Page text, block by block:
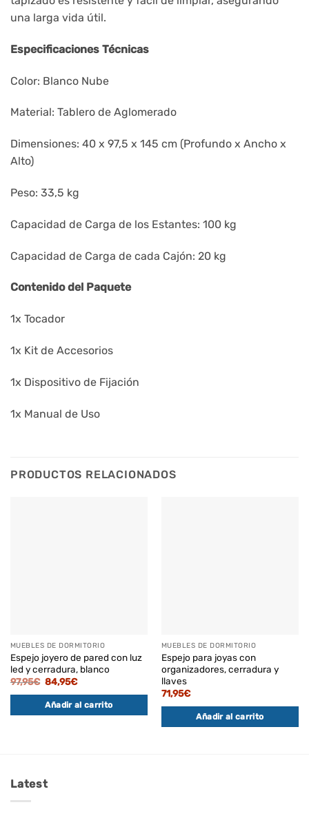
una larga vida útil.
Especificaciones Técnicas
Color: Blanco Nube
Material: Tablero de Aglomerado
Dimensiones: 40 x 97,5 x 145 cm (Profundo x Ancho x
Alto)
Peso: 33,5 kg
Capacidad de Carga de los Estantes: 100 kg
Capacidad de Carga de cada Cajón: 20 kg
Contenido del Paquete
1x Tocador
1x Kit de Accesorios
1x Dispositivo de Fijación
1x Manual de Uso
PRODUCTOS RELACIONADOS
MUEBLES DE DORMITORIO
Espejo joyero de pared con luz
led y cerradura, blanco
97,95€ El
original
era:
97,95€.
84,95€El
actual
es:
84,95€.
Añadir al carrito
MUEBLES DE DORMITORIO
Espejo para joyas con
organizadores, cerradura y
llaves
71,95€
Añadir al carrito
Latest